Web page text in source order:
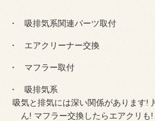
吸排気系関連パーツ取付
エアクリーナー交換
マフラー取付
吸排気系
吸気と排気には深い関係があります!
ん! マフラー交換したらエアクリも